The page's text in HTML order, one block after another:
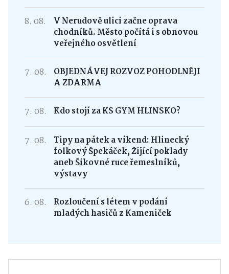
8. 08.
V Nerudově ulici začne oprava
chodníků. Město počítá i s obnovou
veřejného osvětlení
7. 08.
OBJEDNÁVEJ ROZVOZ POHODLNĚJI
A ZDARMA
7. 08. Kdo stojí za KS GYM HLINSKO?
7. 08.
Tipy na pátek a víkend: Hlinecký
folkový Špekáček, Žijící poklady
aneb Šikovné ruce řemeslníků,
výstavy
6. 08.
Rozloučení s létem v podání
mladých hasičů z Kameniček